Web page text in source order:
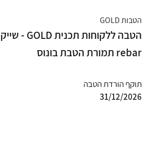
הטבות GOLD
rebar תמורת הטבת בונוס
תוקף הורדת הטבה
31/12/2026